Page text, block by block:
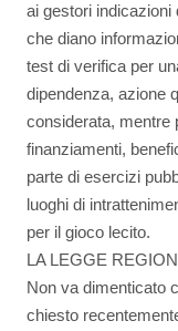
ai gestori
che diano
test di verifica per
dipendenza, azione
considerata, mentre
finanziamenti,
parte di esercizi
luoghi di
per il gioco lecito.
LA LEGGE
Non va dimenticato
chiesto